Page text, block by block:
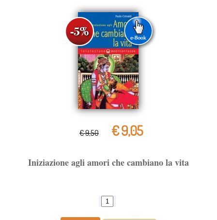
€ 9,50 € 9,05
Iniziazione agli amori che cambiano la vita